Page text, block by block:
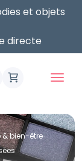
et objets
directe
& bien-être